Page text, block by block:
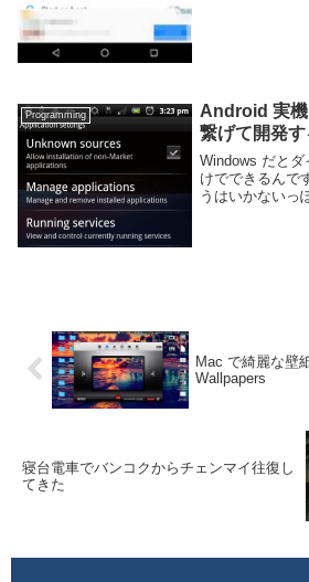
Programming
Android 実
繋げて開発す
Windows だと
けでできるんで
うはいかないっ
Mac で綺麗な壁
Wallpapers
寝台電車でバンコクからチェンマイ往復し
てきた